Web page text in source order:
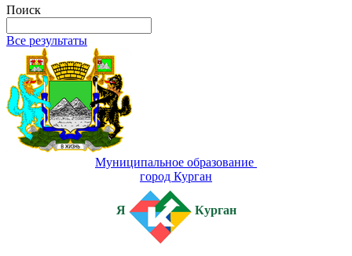
Поиск
Все результаты
Муниципальное образование
город Курган
Я Курган